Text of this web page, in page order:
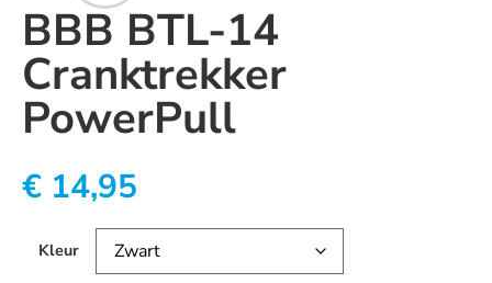
BBB BTL-14
Cranktrekker
PowerPull
€ 14,95
Kleur